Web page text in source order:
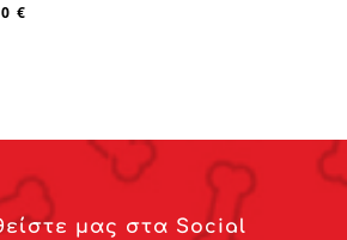
€
μας στα Social